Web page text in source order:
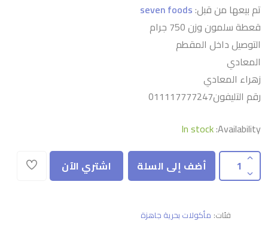
تم بيعها من قبل:seven foods
قعطة سلمون وزن 750 جرام
التوصيل داخل المقطم
المعادي
زهراء المعادي
رقم التليفون011117777247
Availability:
In stock
أضف إلى السلة اشتري الآن
فئات: مأكولات بحرية جاهزة